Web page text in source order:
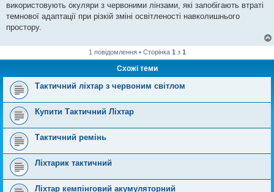
використовують окуляри з червоними лінзами, які запобігають втраті
темнової адаптації при різкій зміні освітленості навколишнього
простору.
1 повідомлення • Сторінка 1 з 1
Схожі теми
Тактичний ліхтар з червоним світлом
Купити Тактичний Ліхтар
Тактичний ремінь
Ліхтарик тактичний
Ліхтар кемпінговий акумуляторний